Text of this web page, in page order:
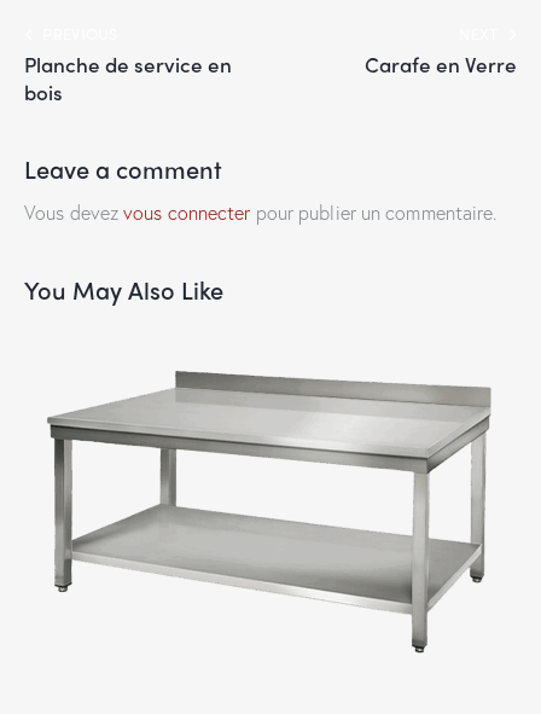
Planche de service en
bois
Carafe en Verre
Leave a comment
Vous devezvous connecter pour publier un commentaire.
You May Also Like